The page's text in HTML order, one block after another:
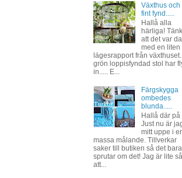
Växthus och
fint fynd.....
Hallå alla
härliga!
att det var
med en liten
lägesrapport från
grön loppisfyndad stol har
in..... E...
Färgskygga
ombedes
blunda.....
Hallå där på
Just nu är
mitt uppe i
massa målande. Tillverkar
saker till butiken så det bara
sprutar om det! Jag är lite så
att...